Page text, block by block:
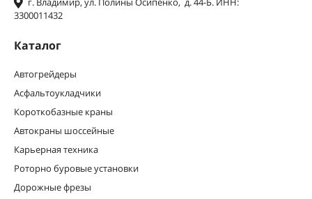
3300011432
Каталог
Автогрейдеры
Асфальтоукладчики
Короткобазные краны
Автокраны шоссейные
Карьерная техника
Роторно буровые установки
Дорожные фрезы